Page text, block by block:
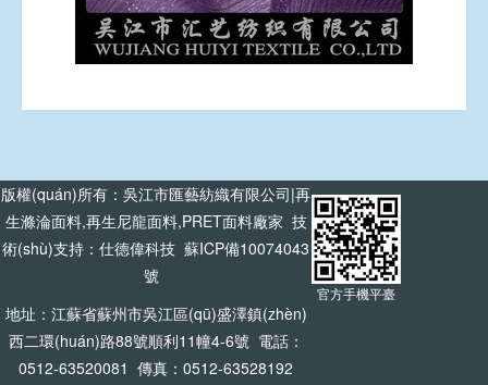
官方手機平臺
版權(quán)所有：吳江市匯藝紡織有限公司|再
生滌淪面料,再生尼龍面料,PRET面料廠家 技
術(shù)支持： 仕德偉科技 蘇ICP備10074043
號
地址：江蘇省蘇州市吳江區(qū)盛澤鎮(zhèn)
西二環(huán)路88號順利11幢4-6號 電話：
0512-63520081 傳真：0512-63528192